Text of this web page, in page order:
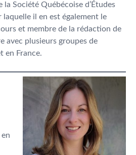
Société Québécoise d’Études
laquelle il en est également le
et membre de la rédaction de
avec plusieurs groupes de
en France.